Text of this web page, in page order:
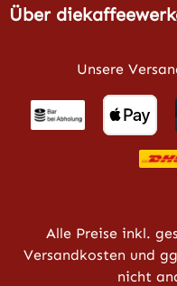
Über
Unsere
Alle Preise inkl.
Versandkosten und
nicht